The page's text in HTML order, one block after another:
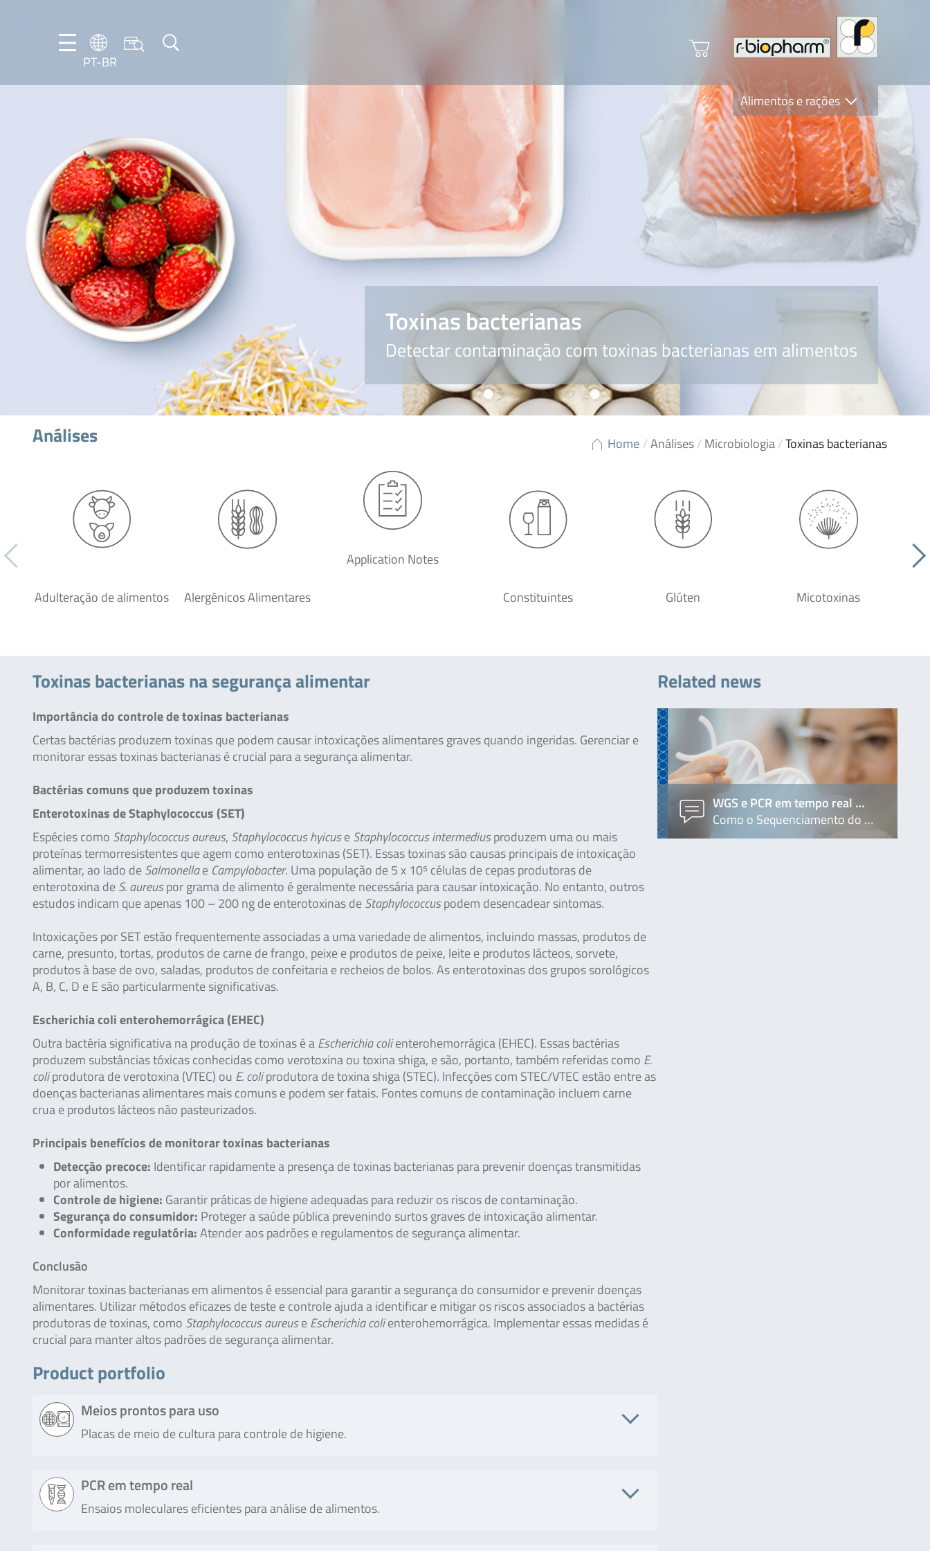
PT-BR
DE
FR
NL
EN
IT
PT-
BR
Alimentos e rações
Clinical Diagnostics
R-Biopharm AG
Nutrition Care
Toxinas bacterianas
Detectar contaminação com toxinas bacterianas em alimentos
Home /Análises/Microbiologia/Toxinas bacterianas
Análises
Adulteração de alimentos Alergênicos Alimentares
Application Notes
Constituintes Glúten Micotoxinas
Toxinas bacterianas na segurança alimentar
Importância do controle de toxinas bacterianas
Certas bactérias produzem toxinas que podem causar intoxicações alimentares graves quando ingeridas. Gerenciar e
monitorar essas toxinas bacterianas é crucial para a segurança alimentar.
Bactérias comuns que produzem toxinas
Enterotoxinas de Staphylococcus (SET)
Espécies como Staphylococcus aureus, Staphylococcus hyicuseStaphylococcus intermediusproduzem uma ou mais
proteínas termorresistentes que agem como enterotoxinas (SET). Essas toxinas são causas principais de intoxicação
alimentar, ao lado deSalmonellae Campylobacter. Uma população de 5 x 10⁵ células de cepas produtoras de
enterotoxina deS. aureuspor grama de alimento é geralmente necessária para causar intoxicação. No entanto, outros
estudos indicam que apenas 100 – 200 ng de enterotoxinas deStaphylococcuspodem desencadear sintomas.
Intoxicações por SET estão frequentemente associadas a uma variedade de alimentos, incluindo massas, produtos de
carne, presunto, tortas, produtos de carne de frango, peixe e produtos de peixe, leite e produtos lácteos, sorvete,
produtos à base de ovo, saladas, produtos de confeitaria e recheios de bolos. As enterotoxinas dos grupos sorológicos
A, B, C, D e E são particularmente significativas.
Escherichia coli enterohemorrágica (EHEC)
Outra bactéria significativa na produção de toxinas é aEscherichia colienterohemorrágica (EHEC). Essas bactérias
produzem substâncias tóxicas conhecidas como verotoxina ou toxina shiga, e são, portanto, também referidas como E.
coliprodutora de verotoxina (VTEC) ou E. coliprodutora de toxina shiga (STEC). Infecções com STEC/VTEC estão entre as
doenças bacterianas alimentares mais comuns e podem ser fatais. Fontes comuns de contaminação incluem carne
crua e produtos lácteos não pasteurizados.
Principais benefícios de monitorar toxinas bacterianas
Detecção precoce: Identificar rapidamente a presença de toxinas bacterianas para prevenir doenças transmitidas
por alimentos.
Controle de higiene: Garantir práticas de higiene adequadas para reduzir os riscos de contaminação.
Segurança do consumidor: Proteger a saúde pública prevenindo surtos graves de intoxicação alimentar.
Conformidade regulatória:Atender aos padrões e regulamentos de segurança alimentar.
Conclusão
Monitorar toxinas bacterianas em alimentos é essencial para garantir a segurança do consumidor e prevenir doenças
alimentares. Utilizar métodos eficazes de teste e controle ajuda a identificar e mitigar os riscos associados a bactérias
produtoras de toxinas, como Staphylococcus aureuseEscherichia colienterohemorrágica. Implementar essas medidas é
crucial para manter altos padrões de segurança alimentar.
Product portfolio
Meios prontos para uso
Placas de meio de cultura para controle de higiene.
Product Description
Compact
Usage of Compact Dry X-SA is a simple and safe test procedure for
PCR em tempo real
Ensaios moleculares eficientes para análise de alimentos.
Related news
WGS e PCR em tempo real …
Como o Sequenciamento do …